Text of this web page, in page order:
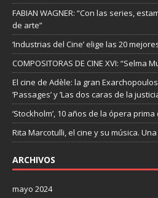
FABIAN WAGNER: “Con las series,
de arte”
‘Industrias del Cine’ elige las 20
COMPOSITORAS DE CINE XVI: “Selma
El cine de Adèle: la gran
’Passages’ y ’Las dos caras de la
‘Stockholm’, 10 años de la ópera
Rita Marcotulli, el cine y su música.
ARCHIVOS
mayo 2024